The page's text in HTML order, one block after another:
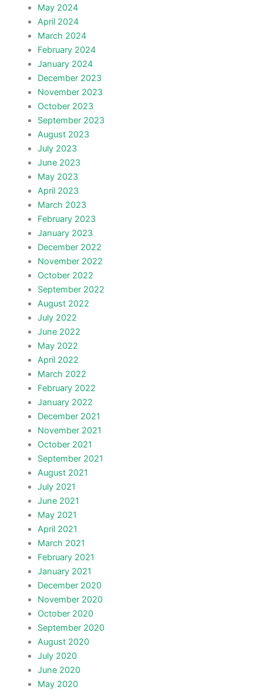
May 2024
April 2024
March 2024
February 2024
January 2024
December 2023
November 2023
October 2023
September 2023
August 2023
July 2023
June 2023
May 2023
April 2023
March 2023
February 2023
January 2023
December 2022
November 2022
October 2022
September 2022
August 2022
July 2022
June 2022
May 2022
April 2022
March 2022
February 2022
January 2022
December 2021
November 2021
October 2021
September 2021
August 2021
July 2021
June 2021
May 2021
April 2021
March 2021
February 2021
January 2021
December 2020
November 2020
October 2020
September 2020
August 2020
July 2020
June 2020
May 2020